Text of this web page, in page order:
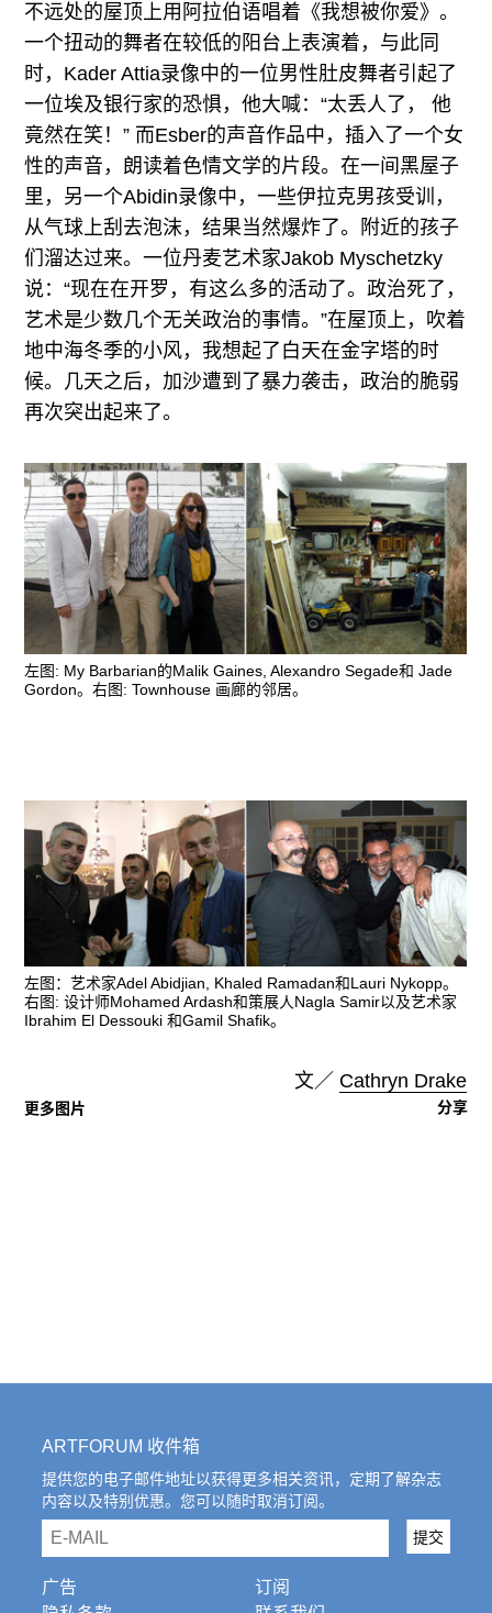
不远处的屋顶上用阿拉伯语唱着《我想被你爱》。
一个扭动的舞者在较低的阳台上表演着，与此同
时，Kader Attia录像中的一位男性肚皮舞者引起了
一位埃及银行家的恐惧，他大喊：“太丢人了， 他
竟然在笑！” 而Esber的声音作品中，插入了一个女
性的声音，朗读着色情文学的片段。在一间黑屋子
里，另一个Abidin录像中，一些伊拉克男孩受训，
从气球上刮去泡沫，结果当然爆炸了。附近的孩子
们溜达过来。一位丹麦艺术家Jakob Myschetzky
说：“现在在开罗，有这么多的活动了。政治死了，
艺术是少数几个无关政治的事情。”在屋顶上，吹着
地中海冬季的小风，我想起了白天在金字塔的时
候。几天之后，加沙遭到了暴力袭击，政治的脆弱
再次突出起来了。
左图: My Barbarian的Malik Gaines, Alexandro Segade和 Jade
Gordon。右图: Townhouse 画廊的邻居。
左图：艺术家Adel Abidjian, Khaled Ramadan和Lauri Nykopp。
右图: 设计师Mohamed Ardash和策展人Nagla Samir以及艺术家
Ibrahim El Dessouki 和Gamil Shafik。
文／ Cathryn Drake
更多图片 分享
ARTFORUM 收件箱
提供您的电子邮件地址以获得更多相关资讯，定期了解杂志
内容以及特别优惠。您可以随时取消订阅。
email 提交
广告
订阅